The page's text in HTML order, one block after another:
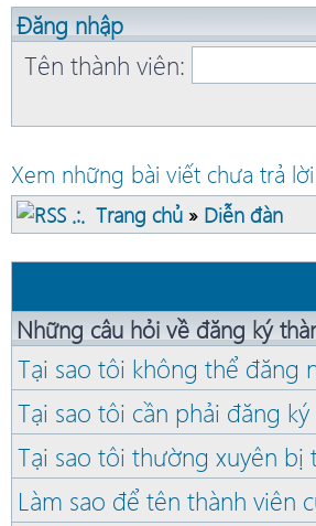
Đăng nhập
Tên thành viên:
Xem những bài viết chưa trả lời
Trang chủ » Diễn đàn
Những câu hỏi về đăng ký
Tại sao tôi không thể đăng
Tại sao tôi cần phải đăng
Tại sao tôi thường xuyên
Làm sao để tên thành viên